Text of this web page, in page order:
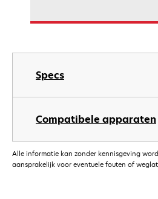
Specs
Compatibele apparaten
Alle informatie kan zonder kennisgeving
aansprakelijk voor eventuele fouten of